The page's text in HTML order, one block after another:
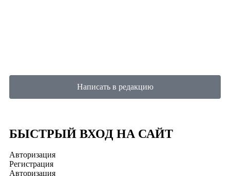
Написать в редакцию
БЫСТРЫЙ ВХОД НА САЙТ
Авторизация
Регистрация
Авторизация